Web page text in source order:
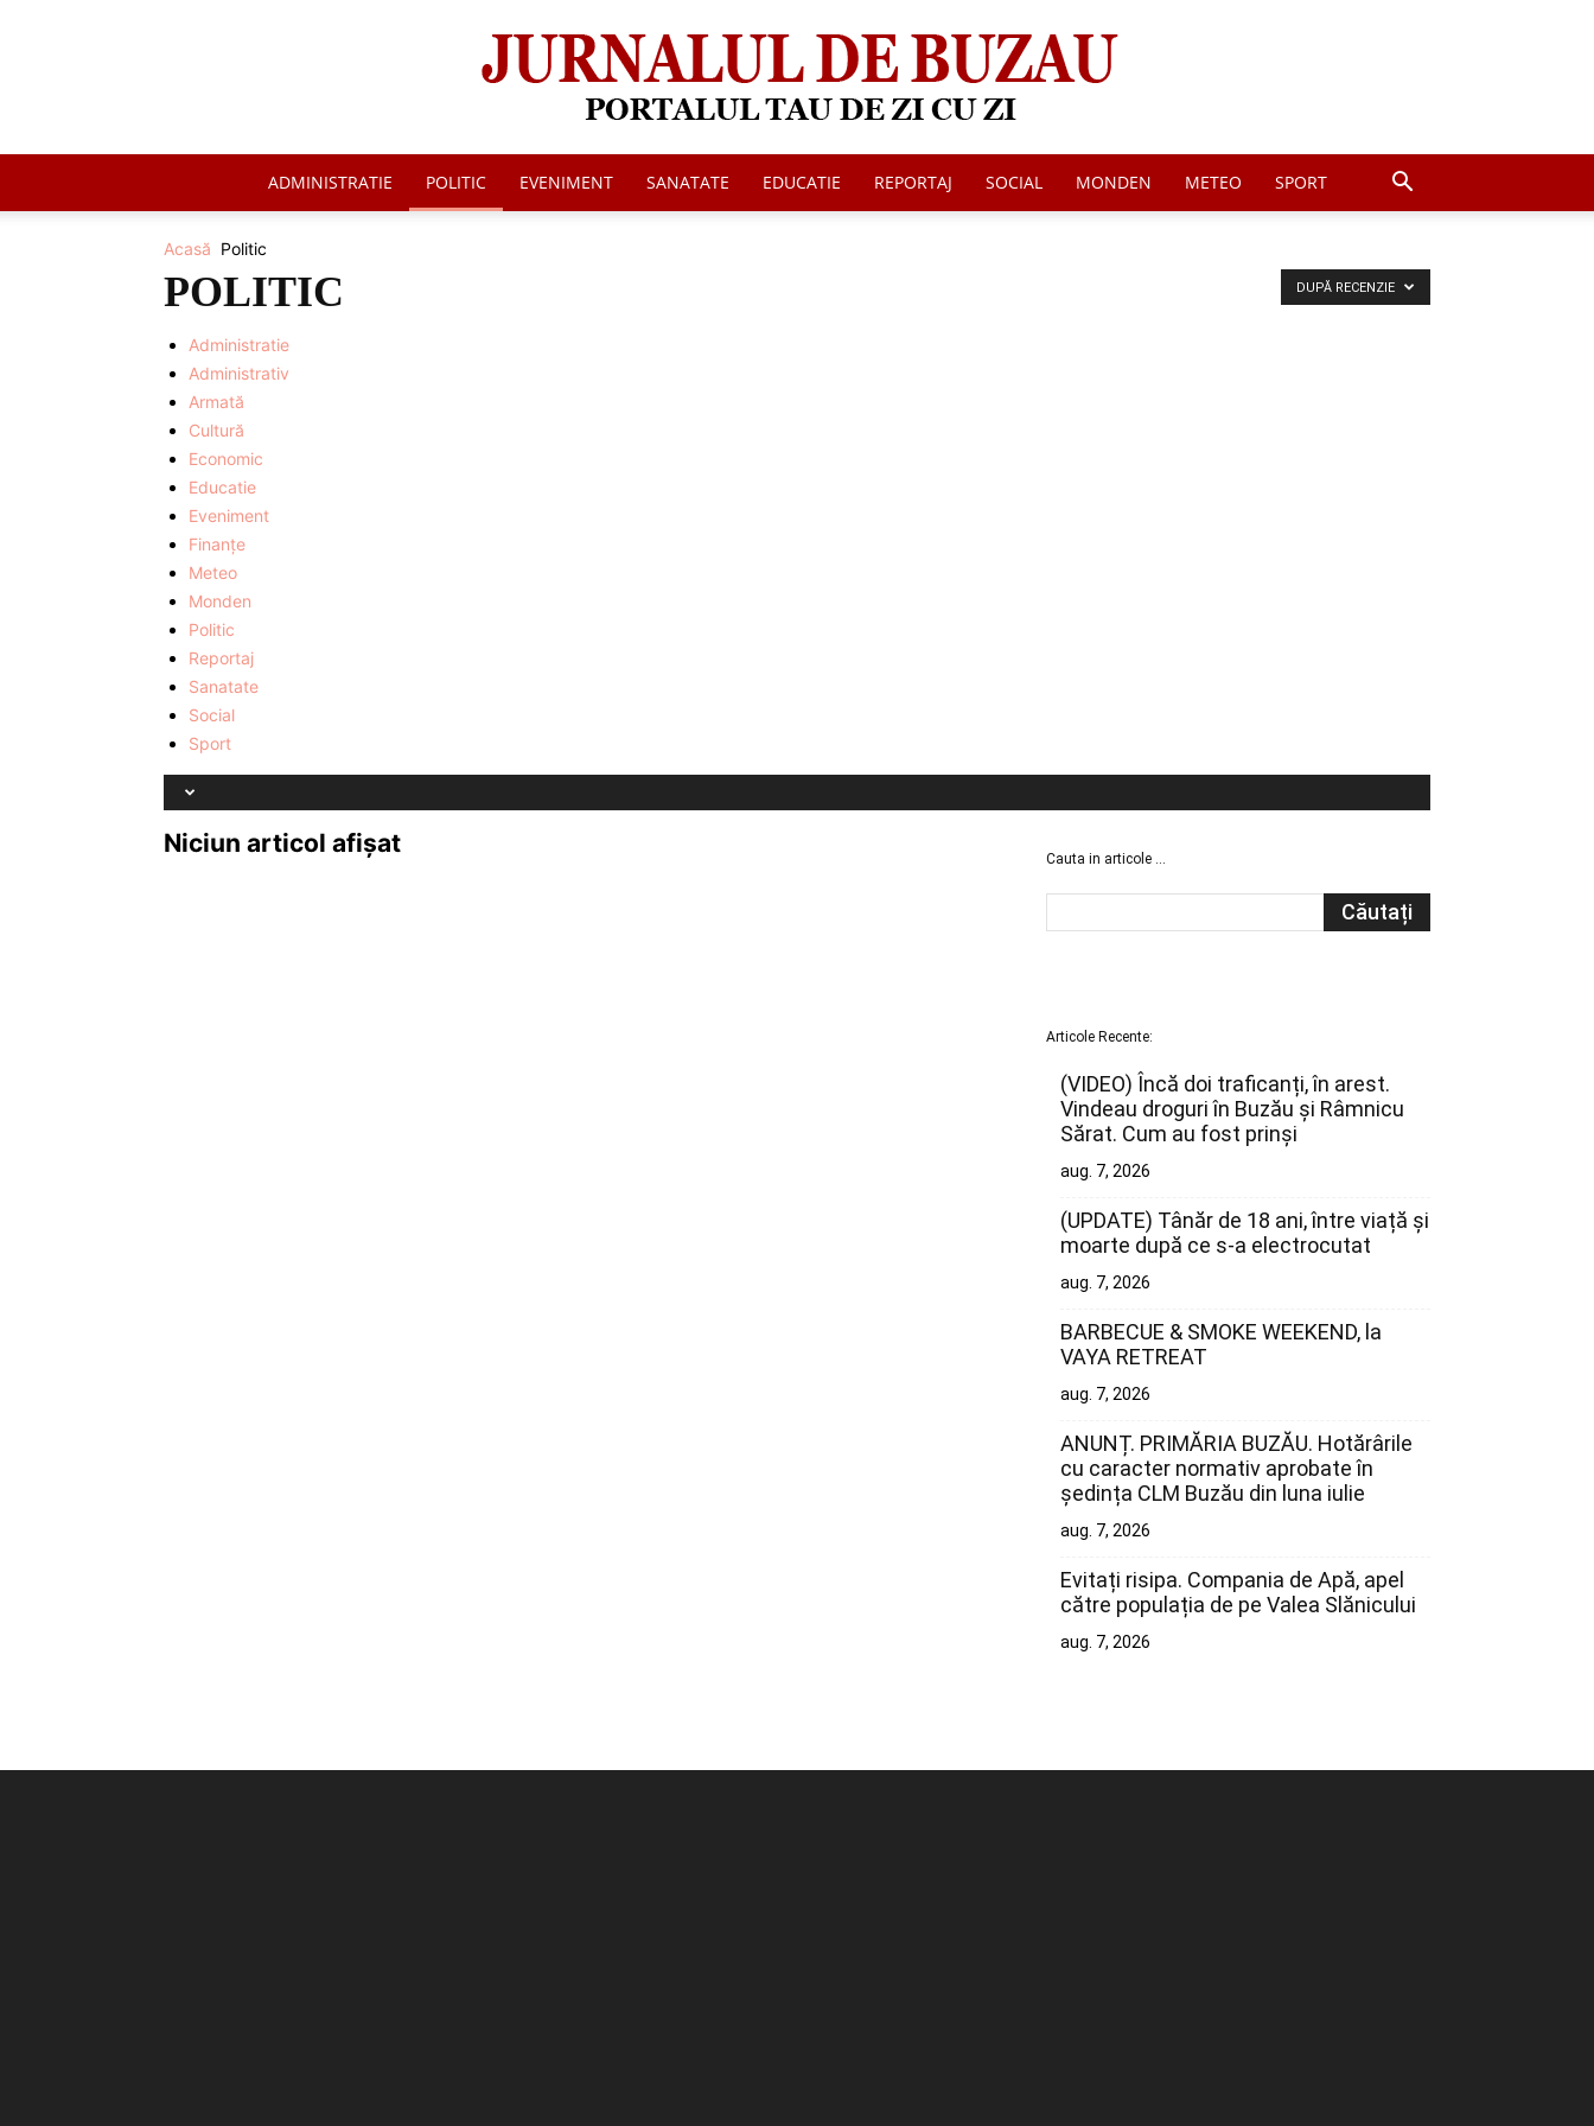
ADMINISTRATIE POLITIC EVENIMENT SANATATE EDUCATIE REPORTAJ SOCIAL MONDEN METEO SPORT
Acasă Politic
POLITIC
Administratie
Administrativ
Armată
Cultură
Economic
Educatie
Eveniment
Finanţe
Meteo
Monden
Politic
Reportaj
Sanatate
Social
Sport
DUPĂ RECENZIE
Niciun articol afișat
Cauta in articole …
Articole Recente:
(VIDEO) Încă doi traficanți, în arest.
Vindeau droguri în Buzău și Râmnicu
Sărat. Cum au fost prinși
aug. 7, 2026
(UPDATE) Tânăr de 18 ani, între viață și
moarte după ce s-a electrocutat
aug. 7, 2026
BARBECUE & SMOKE WEEKEND, la
VAYA RETREAT
aug. 7, 2026
ANUNȚ. PRIMĂRIA BUZĂU. Hotărârile
cu caracter normativ aprobate în
ședința CLM Buzău din luna iulie
aug. 7, 2026
Evitați risipa. Compania de Apă, apel
către populația de pe Valea Slănicului
aug. 7, 2026